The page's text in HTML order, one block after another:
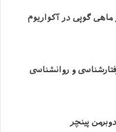
نداشته باشیم. در
است. گربه‌ها به شدت از
گربه را به تازگی قبول
کنار بیاید. اگر هم قصد
گوپی در آکواریوم
و روانشناسی
پینچر